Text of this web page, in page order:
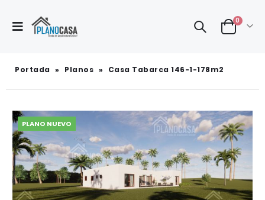
0
Portada » Planos » Casa Tabarca 146-1-178m2
PLANO NUEVO